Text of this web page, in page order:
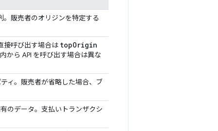
販売者のオリジンを特定する
接呼び出す場合は topOrigin
から API を呼び出す場合は異な
ィ。販売者が省略した場合、ブ
のデータ。支払いトランザクシ